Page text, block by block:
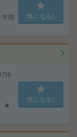
平間
気になる!
6
★
気になる!